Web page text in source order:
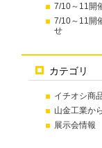
7/10～11開
7/10～11開
せ
カテゴリ
イチオシ商
山金工業か
展示会情報